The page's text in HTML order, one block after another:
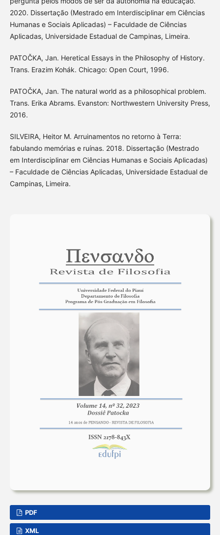
2020. Dissertação (Mestrado em Interdisciplinar em Ciências
Humanas e Sociais Aplicadas) – Faculdade de Ciências
Aplicadas, Universidade Estadual de Campinas, Limeira.
PATOČKA, Jan. Heretical Essays in the Philosophy of History.
Trans. Erazim Kohák. Chicago: Open Court, 1996.
PATOČKA, Jan. The natural world as a philosophical problem.
Trans. Erika Abrams. Evanston: Northwestern University Press,
2016.
SILVEIRA, Heitor M. Arruinamentos no retorno à Terra:
fabulando memórias e ruínas. 2018. Dissertação (Mestrado
em Interdisciplinar em Ciências Humanas e Sociais Aplicadas)
– Faculdade de Ciências Aplicadas, Universidade Estadual de
Campinas, Limeira.
PDF
XML